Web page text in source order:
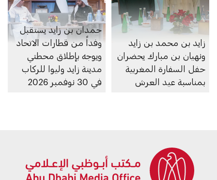
زايد بن محمد بن زايد
ونهيان بن مبارك يحضران
حفل السفارة المغربية
بمناسبة عيد العرش
حمدان بن زايد يستقبل
وفداً من قطارات الاتحاد
ويوجه بإطلاق محطتي
مدينة زايد وليوا للركاب
في 30 نوفمبر 2026